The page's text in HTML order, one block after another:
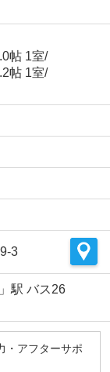
帖 1室/
帖 1室/
3
駅 バス26
・アフターサポ